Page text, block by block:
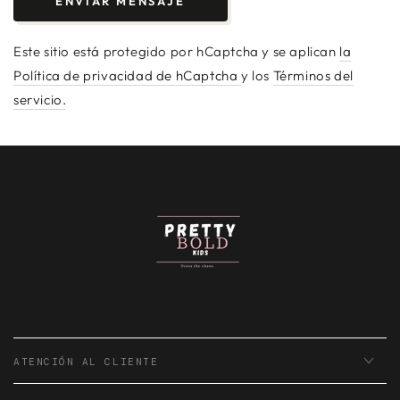
Este sitio está protegido por hCaptcha y se aplican la
Política de privacidad de hCaptchay los Términos del
servicio.
ATENCIÓN AL CLIENTE